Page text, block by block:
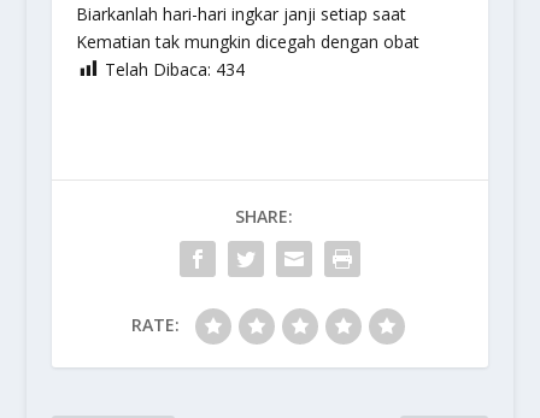
Biarkanlah hari-hari ingkar janji setiap saat
Kematian tak mungkin dicegah dengan obat
Telah Dibaca: 434
SHARE:
RATE: